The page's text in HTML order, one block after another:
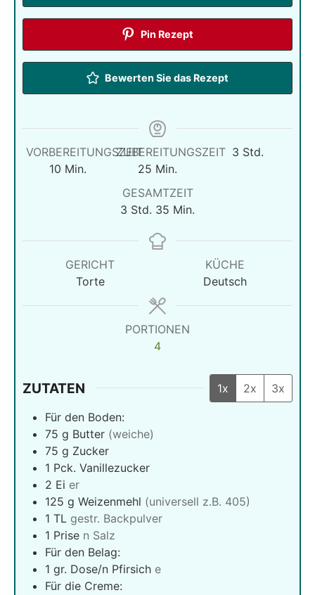
Pin Rezept
Bewerten Sie das Rezept
VORBEREITUNGSZEIT
10Minuten
Min.
ZUBEREITUNGSZEIT
25 Minuten
Min.
3Stunden
Std.
GESAMTZEIT
3 Stunden
Std. 35 Minuten
Min.
GERICHT
Torte
KÜCHE
Deutsch
PORTIONEN
4
ZUTATEN 1x 2x 3x
Für den Boden:
75 g Butter (weiche)
75 g Zucker
1 Pck. Vanillezucker
2 Ei er
125 g Weizenmehl (universell z.B. 405)
1 TL gestr. Backpulver
1 Prise n Salz
Für den Belag:
1 gr. Dose/n Pfirsich e
Für die Creme: